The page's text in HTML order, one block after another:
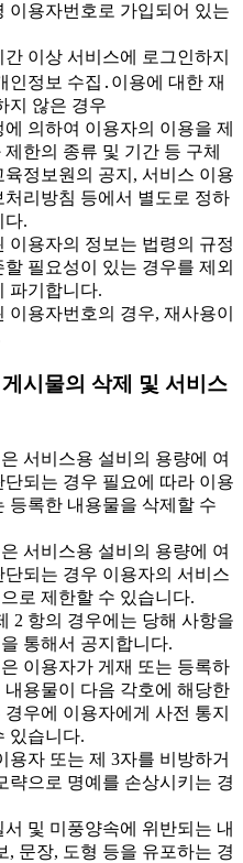
이용자번호로 가입되어 있는
간 이상 서비스에 로그인하지
인정보 수집․이용에 대한 재
지 않은 경우
의하여 이용자의 이용을 제
한의 종류 및 기간 등 구체
육정보원의 공지, 서비스 이용
처리방침 등에서 별도로 정하
다.
용자의 정보는 법령의 규정
필요성이 있는 경우를 제외
파기합니다.
용자번호의 경우, 재사용이
시물의 삭제 및 서비스
서비스용 설비의 용량에 여
단되는 경우 필요에 따라 이용
등록한 내용물을 삭제할 수
서비스용 설비의 용량에 여
단되는 경우 이용자의 서비스
로 제한할 수 있습니다.
2 항의 경우에는 당해 사항을
통해서 공지합니다.
이용자가 게재 또는 등록하
내용물이 다음 각호에 해당한
우에 이용자에게 사전 통지
있습니다.
용자 또는 제 3자를 비방하거
략으로 명예를 손상시키는 경
서 및 미풍양속에 위반되는 내
, 문장, 도형 등을 유포하는 경